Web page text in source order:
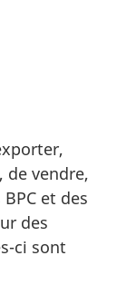
de vendre,
et des
des
ci sont